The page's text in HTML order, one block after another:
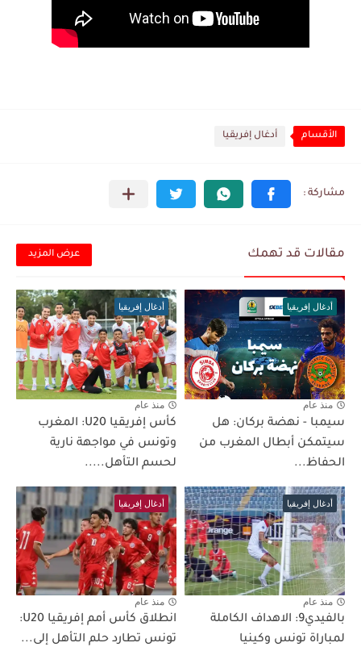
الأقسام أدغال إفريقيا
مقالات قد تهمك عرض المزيد
أدغال إفريقيا
منذ عام
سيمبا - نهضة بركان: هل
سيتمكن أبطال المغرب من
الحفاظ...
أدغال إفريقيا
منذ عام
كأس إفريقيا U20: المغرب
وتونس في مواجهة نارية
لحسم التأهل.....
أدغال إفريقيا
منذ عام
بالفيدي9: الاهداف الكاملة
لمباراة تونس وكينيا
أدغال إفريقيا
منذ عام
انطلاق كأس أمم إفريقيا U20:
تونس تطارد حلم التأهل إلى...